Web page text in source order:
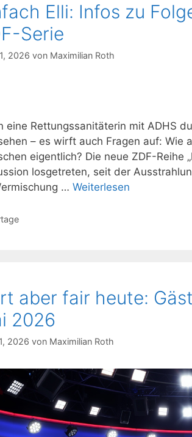
Elli: Infos zu
Serie
2026 von Maximilian Roth
eine Rettungssanitäterin mit ADHS
– es wirft auch Fragen auf:
eigentlich? Die neue ZDF-Reihe
losgetreten, seit der
… Weiterlesen
aber fair heute:
2026
2026 von Maximilian Roth